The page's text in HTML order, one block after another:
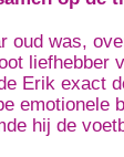
oud was,
liefhebber
Erik exact
emotionele
hij de